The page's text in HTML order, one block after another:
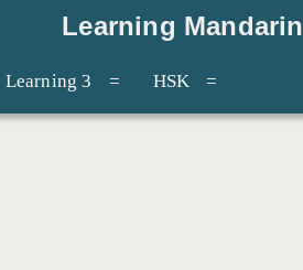
Learning Mandarin
Learning 3 HSK